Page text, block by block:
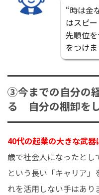
“時は金
はスピ
先順位
をつけ
③今までの自分の
る 自分の棚卸を
40代の起業の大きな武
歳で社会人になったと
という長い「キャリア
れを活用しない手はあり